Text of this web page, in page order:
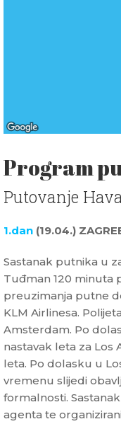
Program
Putovanje
1.dan (19.04.)
Sastanak putnika u
Tuđman 120 minuta
preuzimanja putne
KLM Airlinesa.
Amsterdam. Po
nastavak leta za Los
leta. Po dolasku u
vremenu slijedi
formalnosti.
agenta te